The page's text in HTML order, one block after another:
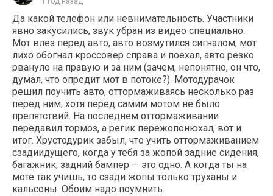
Да какой телефон или невнимательность. Участники
явно закусились, звук убран из видео специально.
Мот влез перед авто, авто возмутился сигналом, мот
лихо обогнал кроссовер справа и поехал, авто резко
рвануло на правую и за ним (зачем, непонятно, он что,
думал, что опредит мот в потоке?). Мотодурачок
решил поучить авто, оттормаживаясь несколько раз
перед ним, хотя перед самим мотом не было
препятствий. На последнем оттормаживании
передавил тормоз, а регик пережопонюхал, вот и
итог. Хрустодурик забыл, что учить оттормаживанием
сзадиидущего, когда у тебя за жопой задние сидения,
багажник, задний бампер — это одно. А когда ты на
моте так учишь, то сзади жопы только труханы и
кальсоны. Обоим надо поумнить.